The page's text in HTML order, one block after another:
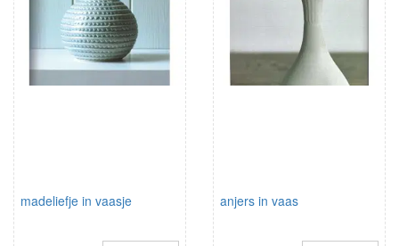
madeliefje in vaasje anjers in vaas